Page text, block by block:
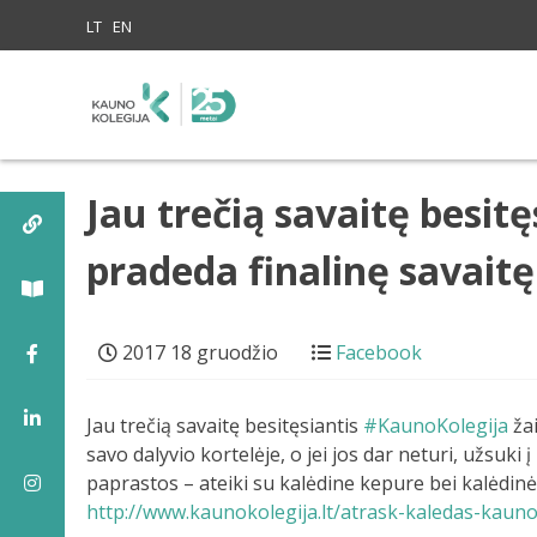
LT EN
Jau trečią savaitę
pradeda finalinę
2017 18 gruodžio Facebook
Jau trečią savaitę besitęsiantis #KaunoKolegija
savo dalyvio kortelėje, o jei jos dar neturi, užsuki
paprastos – ateiki su kalėdine kepure bei
http://www.kaunokolegija.lt/atrask-kaledas-